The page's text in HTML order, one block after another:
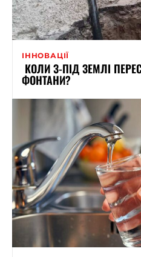
ІННОВАЦІЇ
КОЛИ З-ПІД ЗЕМЛІ
ФОНТАНИ?